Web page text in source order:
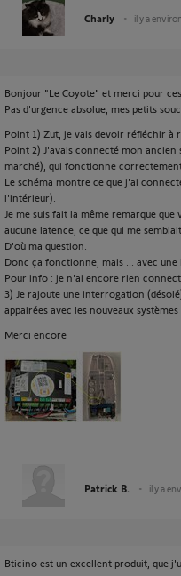
Charly il y a
Bonjour "Le Coyote" et merci pour
Pas d'urgence absolue, mes petits
Point 1) Zut, je vais devoir réfléchir à
Point 2) J'avais connecté mon
marché), qui fonctionne
Le schéma montre ce que j'ai
l'intérieur).
Je me suis fait la même remarque
aucune latence, ce que qui me
D'où ma question.
Donc ça fonctionne, mais ... avec
Pour info : je n'ai encore rien
3) Je rajoute une interrogation
appairées avec les nouveaux systèmes
Merci encore
Patrick B. il y a
Bticino est un excellent produit, que